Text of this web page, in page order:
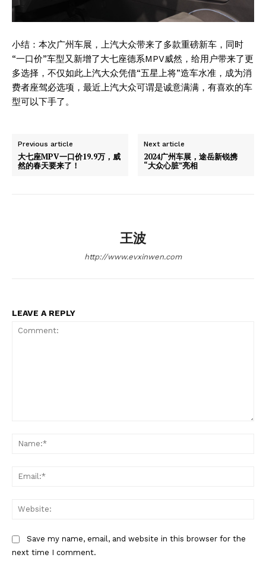
小结：本次广州车展，上汽大众带来了多款重磅新车，同时
“一口价”车型又新增了大七座德系MPV威然，给用户带来了更
多选择，不仅如此上汽大众凭借“五星上将”造车水准，成为消
费者座驾必选项，最近上汽大众可谓是诚意满满，有喜欢的车
型可以下手了。
Previous article
大七座MPV一口价19.9万，威
然的春天要来了！
Next article
2024广州车展，途岳新锐携
“大众心脏”亮相
王波
http://www.evxinwen.com
LEAVE A REPLY
Save my name, email, and website in this browser for the
next time I comment.